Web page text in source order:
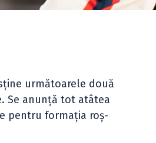
următoarele două
Se anunță tot atâtea
pentru formația roș-